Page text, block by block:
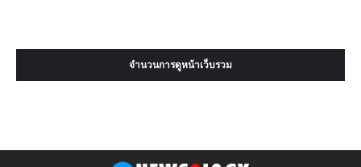
จำนวนการดูหน้าเว็บรวม